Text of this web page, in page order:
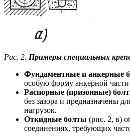
Рис. 2. Примеры специальных
Фундаментные и анкерные
особую форму анкерной
Распорные (призонные)
без зазора и предназначены
нагрузок.
Откидные болты (рис. 2, в)
соединениях, требующих